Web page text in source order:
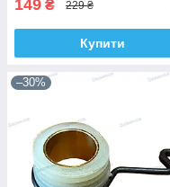
149 ₴ 229 ₴
Купити
–30%